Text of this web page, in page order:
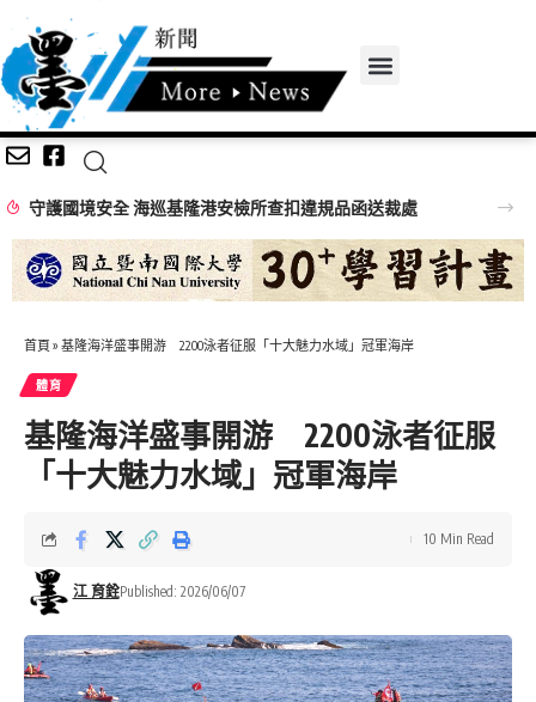
守護國境安全 海巡基隆港安檢所查扣違規品函送裁處
首頁 » 基隆海洋盛事開游 2200泳者征服「十大魅力水域」冠軍海岸
體育
基隆海洋盛事開游 2200泳者征服
「十大魅力水域」冠軍海岸
江 育銓Published: 2026/06/07
10 Min Read